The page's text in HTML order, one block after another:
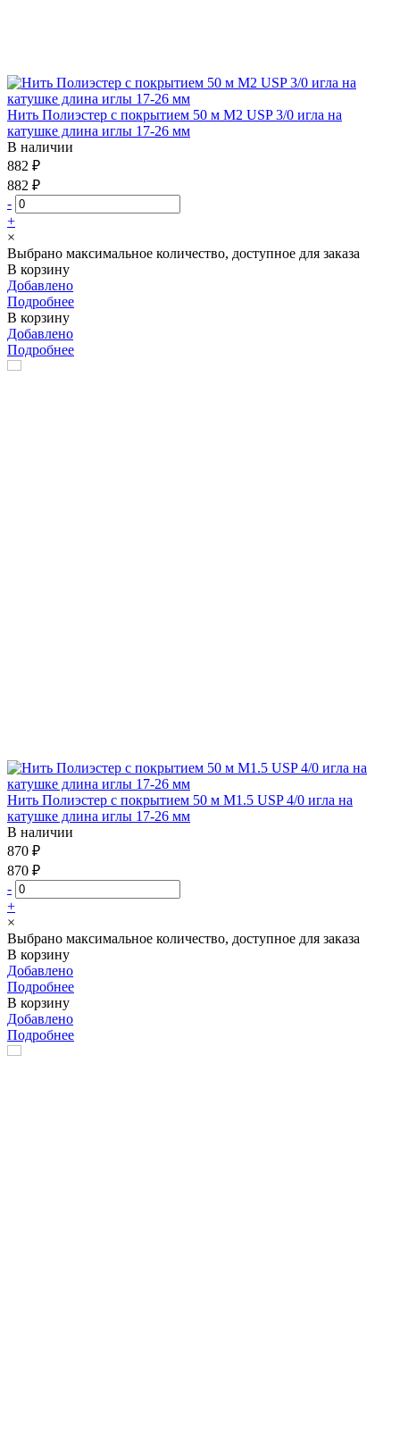
Нить Полиэстер с покрытием 50 м М2 USP 3/0 игла на
катушке длина иглы 17-26 мм
В наличии
882 ₽
882 ₽
-
+
×
Выбрано максимальное количество, доступное для заказа
В корзину
Добавлено
Подробнее
В корзину
Добавлено
Подробнее
Нить Полиэстер с покрытием 50 м М1.5 USP 4/0 игла на
катушке длина иглы 17-26 мм
В наличии
870 ₽
870 ₽
-
+
×
Выбрано максимальное количество, доступное для заказа
В корзину
Добавлено
Подробнее
В корзину
Добавлено
Подробнее